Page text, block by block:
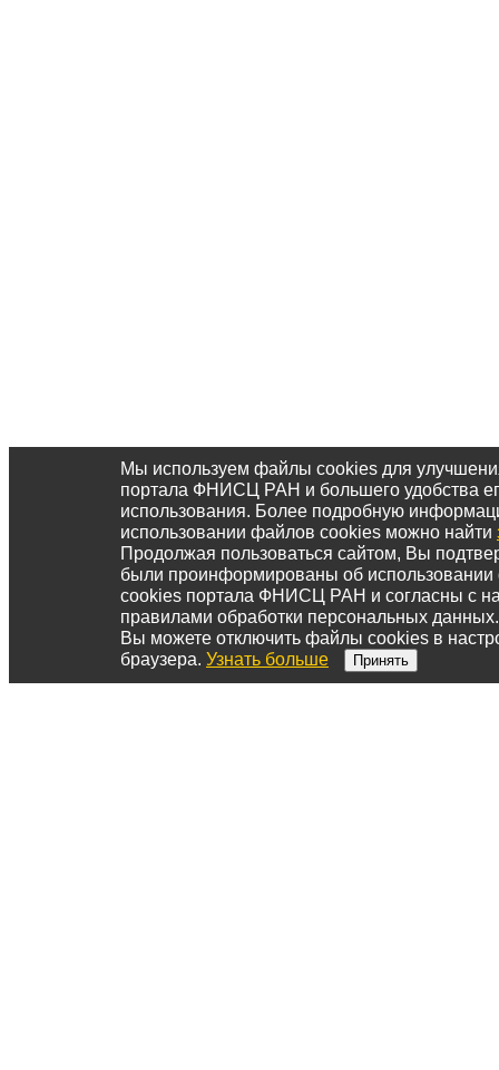
Мы используем файлы cookies для
портала ФНИСЦ РАН и большего удобства
использования. Более подробную
использовании файлов cookies можно найти
Продолжая пользоваться сайтом, Вы
были проинформированы об
cookies портала ФНИСЦ РАН и согласны с
правилами обработки персональных данных.
Вы можете отключить файлы cookies в
браузера. Узнать больше Принять